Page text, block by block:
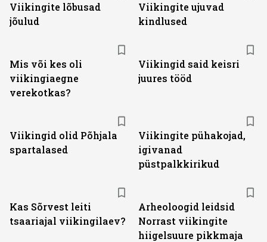
Viikingite lõbusad
jõulud
Viikingite ujuvad
kindlused
Mis või kes oli
viikingiaegne
verekotkas?
Viikingid said keisri
juures tööd
Viikingid olid Põhjala
spartalased
Viikingite pühakojad,
igivanad
püstpalkkirikud
Kas Sõrvest leiti
tsaariajal viikingilaev?
Arheoloogid leidsid
Norrast viikingite
hiigelsuure pikkmaja